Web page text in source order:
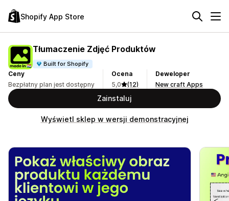
Shopify App Store
Tłumaczenie Zdjęć Produktów
Built for Shopify
Ceny
Bezpłatny plan jest dostępny
Ocena
5,0
(12)
Deweloper
New craft Apps
Zainstaluj
Wyświetl sklep w wersji demonstracyjnej